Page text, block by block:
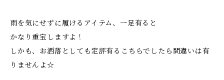
雨を気にせずに履けるアイテム、一足有ると
かなり重宝しますよ！
しかも、お洒落としても定評有るこちらでしたら間違いは有
りませんよ☆